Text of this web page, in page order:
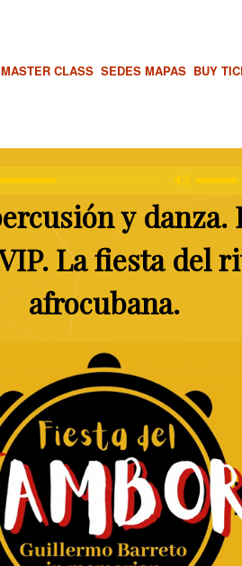
MASTER CLASS SEDES MAPAS BUY
y danza.
Lafiesta del
afrocubana.